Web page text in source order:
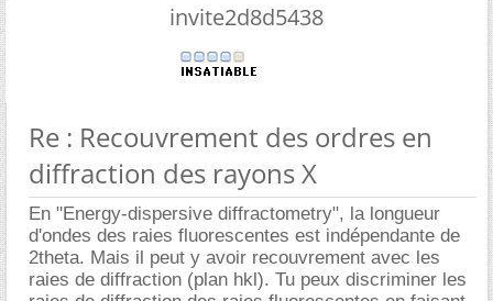
invite2d8d5438
Re : Recouvrement des ordres en
diffraction des rayons X
En "Energy-dispersive diffractometry", la longueur
d'ondes des raies fluorescentes est indépendante de
2theta. Mais il peut y avoir recouvrement avec les
raies de diffraction (plan hkl). Tu peux discriminer les